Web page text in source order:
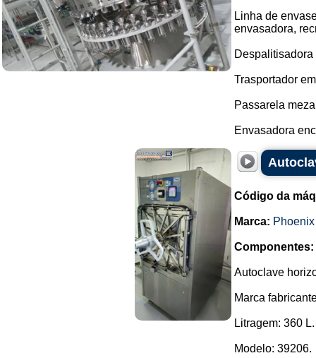
Linha de
envasadora,
Trasportador
Passarela
Envasadora
Código da
Marca:
Componentes:
Autoclave
Marca
Litragem: 360 L.
Modelo: 39206.